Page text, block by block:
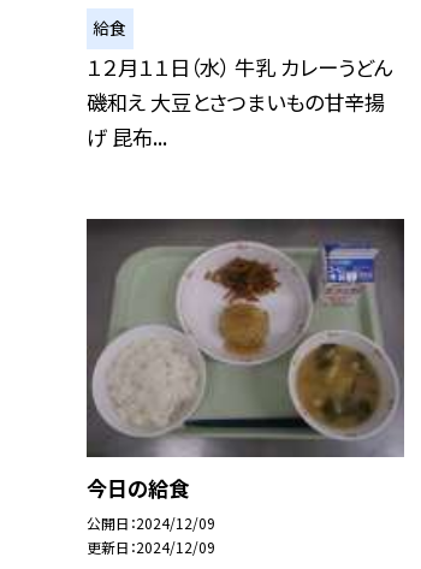
給食
１２月１１日（水） 牛乳 カレーうどん
磯和え 大豆とさつまいもの甘辛揚
げ 昆布...
今日の給食
公開日 2024/12/09
更新日 2024/12/09